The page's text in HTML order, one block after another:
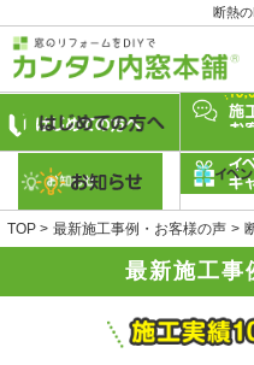
断熱
最新施工事
TOP 最新施工事例・お客様の声